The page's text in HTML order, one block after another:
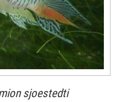
sjoestedti